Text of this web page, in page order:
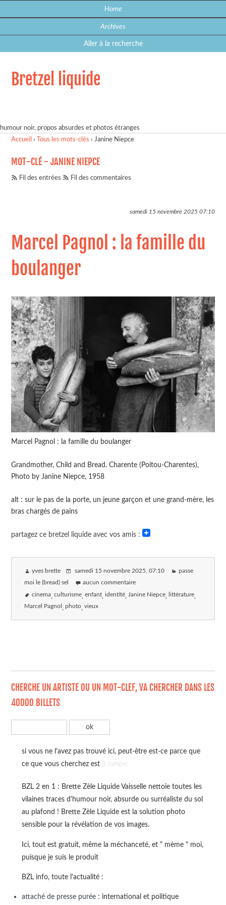
Home
Archives
Aller à la recherche
Bretzel liquide
humour noir, propos absurdes et photos étranges
Accueil › Tous les mots-clés ›Janine Niepce
MOT-CLÉ - JANINE NIEPCE
Fil des entrées Fil des commentaires
samedi 15 novembre 202507:10
Marcel Pagnol : la famille du
boulanger
Marcel Pagnol : la famille du boulanger
Grandmother, Child and Bread. Charente (Poitou-Charentes),
Photo by Janine Niepce, 1958
alt : sur le pas de la porte, un jeune garçon et une grand-mère, les
bras chargés de pains
partagez ce bretzel liquide avec vos amis :
yves brette samedi 15 novembre 2025, 07:10 passe
moi le (bread) sel aucun commentaire
cinema culturisme enfant identité Janine Niepce littérature
Marcel Pagnol photo vieux
CHERCHE UN ARTISTE OU UN MOT-CLEF, VA CHERCHER DANS LES
40000 BILLETS
si vous ne l'avez pas trouvé ici, peut-être est-ce parce que
ce que vous cherchez est à l'ombre
BZL 2 en 1 : Brette Zèle Liquide Vaisselle nettoie toutes les
vilaines traces d'humour noir, absurde ou surréaliste du sol
au plafond ! Brette Zèle Liquide est la solution photo
sensible pour la révélation de vos images.
Ici, tout est gratuit, même la méchanceté, et " mème " moi,
puisque je suis le produit
BZL info, toute l'actualité :
attaché de presse purée: international et politique